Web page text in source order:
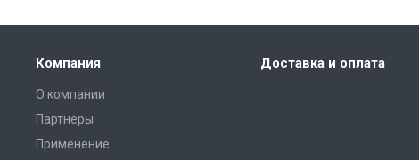
Компания
О компании
Партнеры
Применение
Доставка и оплата